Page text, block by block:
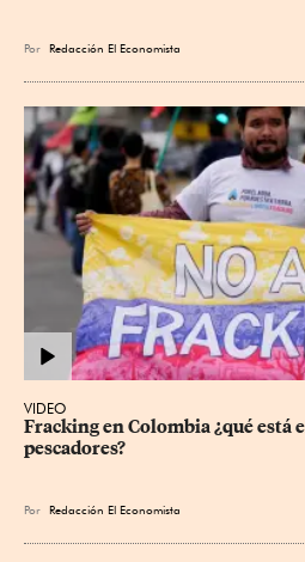
Por Redacción El Economista
VIDEO
Fracking en Colombia ¿qué está
pescadores?
Por Redacción El Economista